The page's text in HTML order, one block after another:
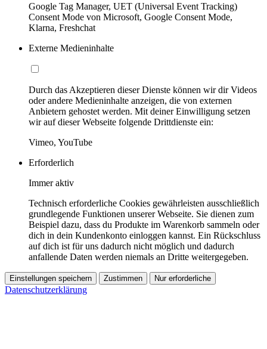
Google Tag Manager, UET (Universal Event Tracking)
Consent Mode von Microsoft, Google Consent Mode,
Klarna, Freshchat
Externe Medieninhalte
Durch das Akzeptieren dieser Dienste können wir dir Videos
oder andere Medieninhalte anzeigen, die von externen
Anbietern gehostet werden. Mit deiner Einwilligung setzen
wir auf dieser Webseite folgende Drittdienste ein:
Vimeo, YouTube
Erforderlich
Immer aktiv
Technisch erforderliche Cookies gewährleisten ausschließlich
grundlegende Funktionen unserer Webseite. Sie dienen zum
Beispiel dazu, dass du Produkte im Warenkorb sammeln oder
dich in dein Kundenkonto einloggen kannst. Ein Rückschluss
auf dich ist für uns dadurch nicht möglich und dadurch
anfallende Daten werden niemals an Dritte weitergegeben.
Einstellungen speichern Zustimmen Nur erforderliche
Datenschutzerklärung